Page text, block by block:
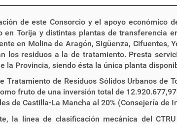
de este Consorcio y el apoyo económico
en Torija y distintas plantas de transferencia
en Molina de Aragón, Sigüenza, Cifuentes,
los residuos a la de tratamiento. Presta
la Provincia, siendo ésta la única planta
Tratamiento de Residuos Sólidos Urbanos de
fruto de una inversión total de
de Castilla-La Mancha al 20% (Consejería de
la línea de clasificación mecánica del